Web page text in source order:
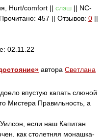
Hurt/comfort || слэш || NC-
457 || Отзывов: 0 ||
02.11.22
автора Светлана
впустую капать слюной
Мистера Правильность, а
если наш Капитан
как столетняя монашка-